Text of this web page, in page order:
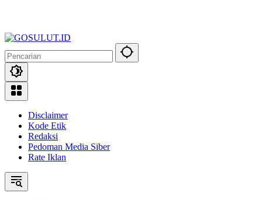
Disclaimer
Kode Etik
Redaksi
Pedoman Media Siber
Rate Iklan